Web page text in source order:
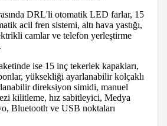
DRL'li otomatik LED farlar, 15
acil fren sistemi, altı hava yastığı,
camlar ve telefon yerleştirme
ise 15 inç tekerlek kapakları,
yüksekliği ayarlanabilir kolçaklı
direksiyon simidi, manuel
kilitleme, hız sabitleyici, Medya
Bluetooth ve USB noktaları